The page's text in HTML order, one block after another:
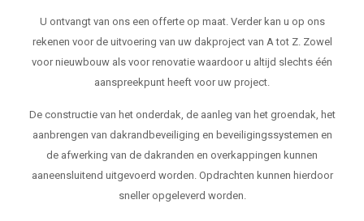
U ontvangt van ons een offerte op maat. Verder kan u op ons
rekenen voor de uitvoering van uw dakproject van A tot Z. Zowel
voor nieuwbouw als voor renovatie waardoor u altijd slechts één
aanspreekpunt heeft voor uw project.
De constructie van het onderdak, de aanleg van het groendak, het
aanbrengen van dakrandbeveiliging en beveiligingssystemen en
de afwerking van de dakranden en overkappingen kunnen
aaneensluitend uitgevoerd worden. Opdrachten kunnen hierdoor
sneller opgeleverd worden.